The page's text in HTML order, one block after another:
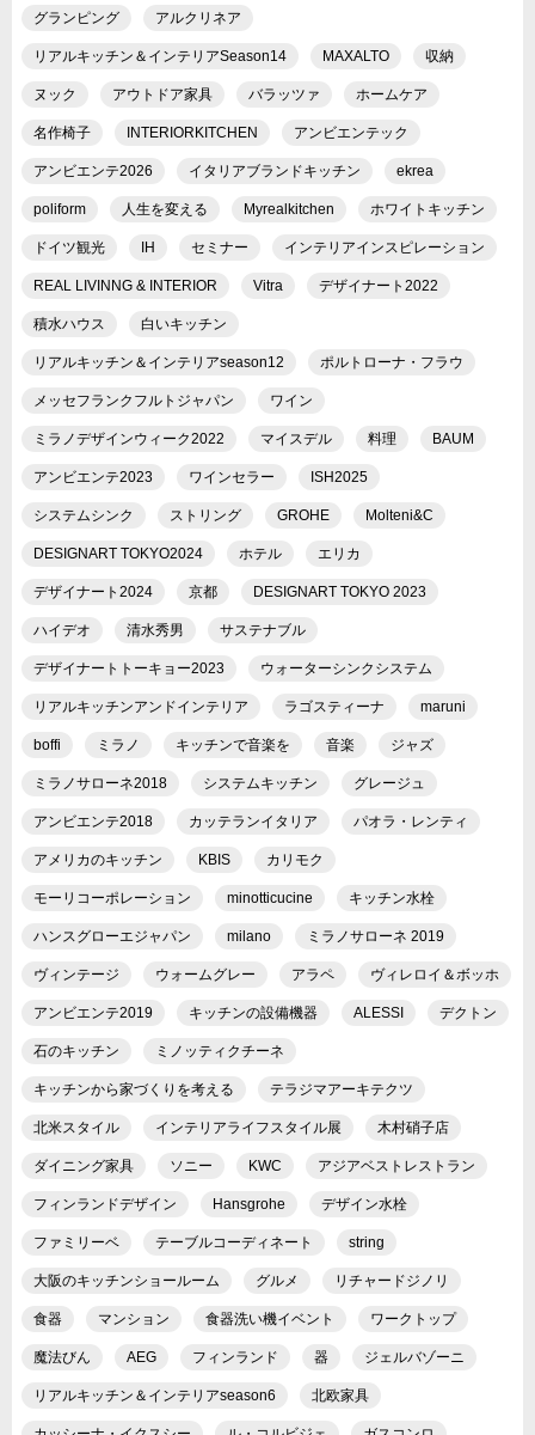
グランピング アルクリネア
リアルキッチン＆インテリアSeason14 MAXALTO 収納
ヌック アウトドア家具 バラッツァ ホームケア
名作椅子 INTERIORKITCHEN アンビエンテック
アンビエンテ2026 イタリアブランドキッチン ekrea
poliform 人生を変える Myrealkitchen ホワイトキッチン
ドイツ観光 IH セミナー インテリアインスピレーション
REAL LIVINNG & INTERIOR Vitra デザイナート2022
積水ハウス 白いキッチン
リアルキッチン＆インテリアseason12 ポルトローナ・フラウ
メッセフランクフルトジャパン ワイン
ミラノデザインウィーク2022 マイスデル 料理 BAUM
アンビエンテ2023 ワインセラー ISH2025
システムシンク ストリング GROHE Molteni&C
DESIGNART TOKYO2024 ホテル エリカ
デザイナート2024 京都 DESIGNART TOKYO 2023
ハイデオ 清水秀男 サステナブル
デザイナートトーキョー2023 ウォーターシンクシステム
リアルキッチンアンドインテリア ラゴスティーナ maruni
boffi ミラノ キッチンで音楽を 音楽 ジャズ
ミラノサローネ2018 システムキッチン グレージュ
アンビエンテ2018 カッテランイタリア パオラ・レンティ
アメリカのキッチン KBIS カリモク
モーリコーポレーション minotticucine キッチン水栓
ハンスグローエジャパン milano ミラノサローネ 2019
ヴィンテージ ウォームグレー アラペ ヴィレロイ＆ボッホ
アンビエンテ2019 キッチンの設備機器 ALESSI デクトン
石のキッチン ミノッティクチーネ
キッチンから家づくりを考える テラジマアーキテクツ
北米スタイル インテリアライフスタイル展 木村硝子店
ダイニング家具 ソニー KWC アジアベストレストラン
フィンランドデザイン Hansgrohe デザイン水栓
ファミリーベ テーブルコーディネート string
大阪のキッチンショールーム グルメ リチャードジノリ
食器 マンション 食器洗い機イベント ワークトップ
魔法びん AEG フィンランド 器 ジェルバゾーニ
リアルキッチン＆インテリアseason6 北欧家具